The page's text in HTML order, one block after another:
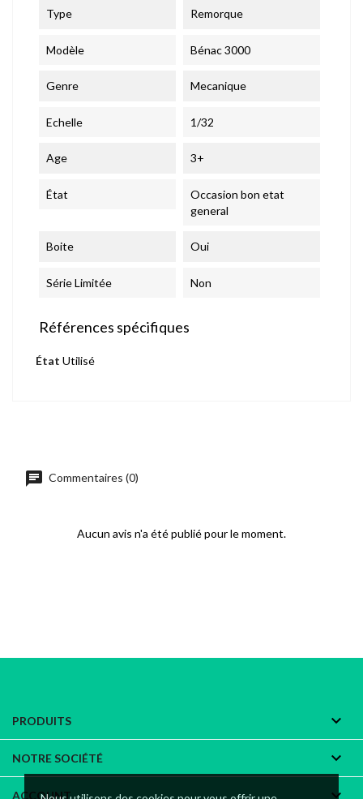
Type Remorque
Modèle Bénac 3000
Genre Mecanique
Echelle 1/32
Age 3+
État
Occasion bon etat
general
Boite Oui
Série Limitée Non
Références spécifiques
État Utilisé
chat Commentaires (0)
Aucun avis n'a été publié pour le moment.
PRODUITS 
NOTRE SOCIÉTÉ 
ACCOUNT